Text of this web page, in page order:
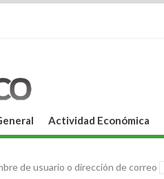
Actividad Económica
de usuario o dirección de correo